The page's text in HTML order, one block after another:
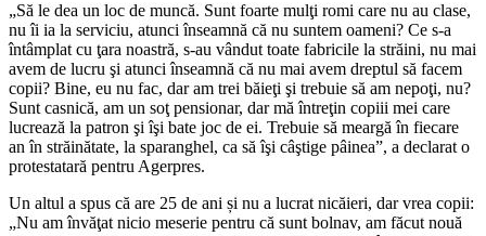
„Să le dea un loc de muncă. Sunt foarte mulţi romi care nu au clase,
nu îi ia la serviciu, atunci înseamnă că nu suntem oameni? Ce s-a
întâmplat cu ţara noastră, s-au vândut toate fabricile la străini, nu mai
avem de lucru şi atunci înseamnă că nu mai avem dreptul să facem
copii? Bine, eu nu fac, dar am trei băieţi şi trebuie să am nepoţi, nu?
Sunt casnică, am un soţ pensionar, dar mă întreţin copiii mei care
lucrează la patron şi îşi bate joc de ei. Trebuie să meargă în fiecare
an în străinătate, la sparanghel, ca să îşi câştige pâinea”, a declarat o
protestatară pentru Agerpres.
Un altul a spus că are 25 de ani și nu a lucrat nicăieri, dar vrea copii:
„Nu am învăţat nicio meserie pentru că sunt bolnav, am făcut nouă